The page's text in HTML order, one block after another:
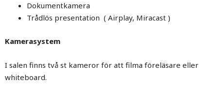
Dokumentkamera
Trådlös presentation ( Airplay, Miracast )
Kamerasystem
I salen finns två st kameror för att filma föreläsare eller
whiteboard.